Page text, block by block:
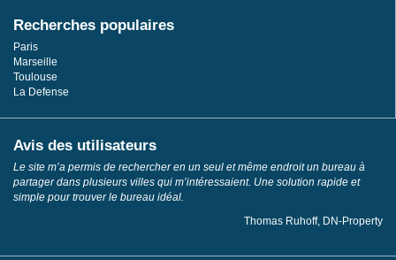
Recherches populaires
Paris
Marseille
Toulouse
La Defense
Avis des utilisateurs
Le site m’a permis de rechercher en un seul et même endroit un bureau à
partager dans plusieurs villes qui m’intéressaient. Une solution rapide et
simple pour trouver le bureau idéal.
Thomas Ruhoff, DN-Property